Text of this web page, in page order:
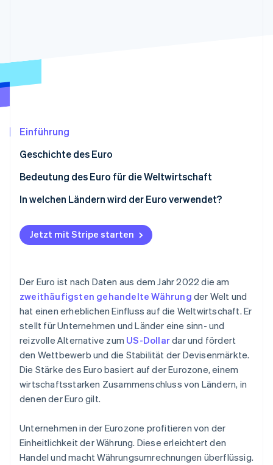
CO₂-Entnahme
Identity
Erfahren Sie, wie Stripe Lösungen für die
Einführung
Geschichte des Euro
Bedeutung des Euro für die Weltwirtschaft
In welchen Ländern wird der Euro verwendet?
Jetzt mit Stripe starten
Der Euro ist nach Daten aus dem Jahr 2022 die am
zweithäufigsten gehandelte Währung der Welt und
hat einen erheblichen Einfluss auf die Weltwirtschaft. Er
stellt für Unternehmen und Länder eine sinn- und
reizvolle Alternative zum US-Dollardar und fördert
den Wettbewerb und die Stabilität der Devisenmärkte.
Die Stärke des Euro basiert auf der Eurozone, einem
wirtschaftsstarken Zusammenschluss von Ländern, in
denen der Euro gilt.
Unternehmen in der Eurozone profitieren von der
Einheitlichkeit der Währung. Diese erleichtert den
Handel und macht Währungsumrechnungen überflüssig.